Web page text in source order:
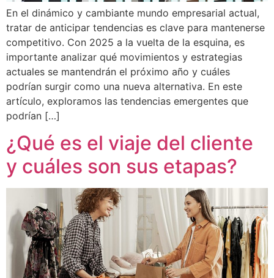
En el dinámico y cambiante mundo empresarial actual,
tratar de anticipar tendencias es clave para mantenerse
competitivo. Con 2025 a la vuelta de la esquina, es
importante analizar qué movimientos y estrategias
actuales se mantendrán el próximo año y cuáles
podrían surgir como una nueva alternativa. En este
artículo, exploramos las tendencias emergentes que
podrían […]
¿Qué es el viaje del cliente
y cuáles son sus etapas?